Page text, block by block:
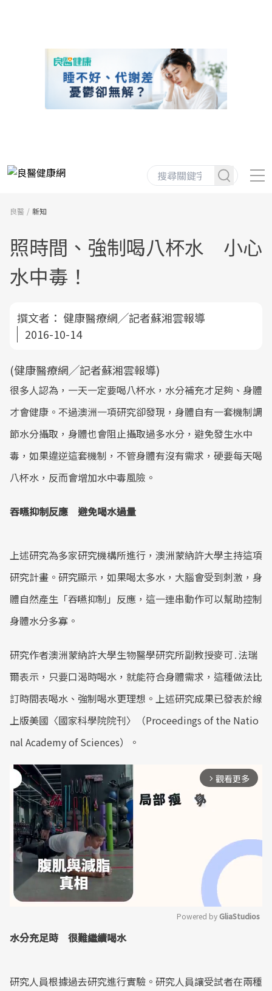
良醫 新知
照時間、強制喝八杯水 小心
水中毒！
撰文者： 健康醫療網╱記者蘇湘雲報導
2016-10-14
(健康醫療網╱記者蘇湘雲報導)
很多人認為，一天一定要喝八杯水，水分補充才足夠、身體
才會健康。不過澳洲一項研究卻發現，身體自有一套機制調
節水分攝取，身體也會阻止攝取過多水分，避免發生水中
毒，如果違逆這套機制，不管身體有沒有需求，硬要每天喝
八杯水，反而會增加水中毒風險。
吞嚥抑制反應 避免喝水過量
上述研究為多家研究機構所進行，澳洲蒙納許大學主持這項
研究計畫。研究顯示，如果喝太多水，大腦會受到刺激，身
體自然產生「吞嚥抑制」反應，這一連串動作可以幫助控制
身體水分多寡。
研究作者澳洲蒙納許大學生物醫學研究所副教授麥可․法瑞
爾表示，只要口渴時喝水，就能符合身體需求，這種做法比
訂時間表喝水、強制喝水更理想。上述研究成果已發表於線
上版美國〈國家科學院院刊〉（Proceedings of the Natio
nal Academy of Sciences）。
arrow_forward_ios 觀看更多
Powered by GliaStudios
水分充足時 很難繼續喝水
研究人員根據過去研究進行實驗。研究人員讓受試者在兩種